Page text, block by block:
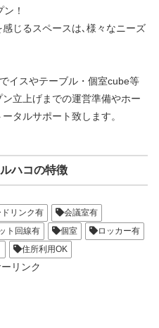
！
じるスペースは､様々なニーズ
イスやテーブル・個室cube等
立上げまでの運営準備やホー
タルサポート致します。
ハコの特徴
リンク有
会議室有
ト回線有 個室
ロッカー有
住所利用OK
リンク